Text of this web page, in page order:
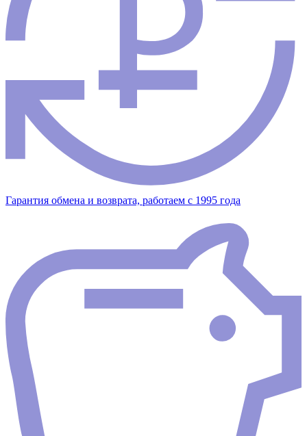
Гарантия обмена и возврата, работаем с 1995 года